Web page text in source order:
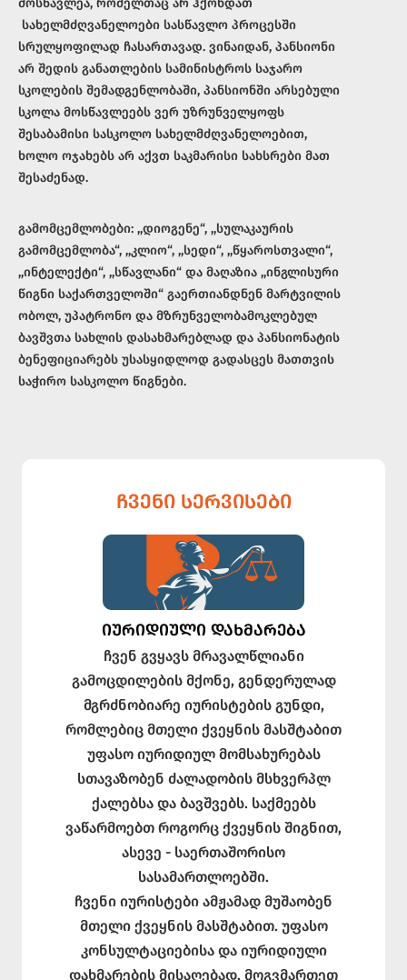
მოსწავლეა, რომელთაც არ ჰქონდათ
სახელმძღვანელოები სასწავლო პროცესში
სრულყოფილად ჩასართავად. ვინაიდან, პანსიონი
არ შედის განათლების სამინისტროს საჯარო
სკოლების შემადგენლობაში, პანსიონში არსებული
სკოლა მოსწავლეებს ვერ უზრუნველყოფს
შესაბამისი სასკოლო სახელმძღვანელოებით,
ხოლო ოჯახებს არ აქვთ საკმარისი სახსრები მათ
შესაძენად.
გამომცემლობები: ,,დიოგენე“, ,,სულაკაურის
გამომცემლობა“, ,,კლიო“, ,,სედი“, ,,წყაროსთვალი“,
,,ინტელექტი“, ,,სწავლანი“ და მაღაზია ,,ინგლისური
წიგნი საქართველოში“ გაერთიანდნენ მარტვილის
ობოლ, უპატრონო და მზრუნველობამოკლებულ
ბავშვთა სახლის დასახმარებლად და პანსიონატის
ბენეფიციარებს უსასყიდლოდ გადასცეს მათთვის
საჭირო სასკოლო წიგნები.
ᲩᲕᲔᲜᲘ ᲡᲔᲠᲕᲘᲡᲔᲑᲘ
ᲘᲣᲠᲘᲓᲘᲣᲚᲘ ᲓᲐᲮᲛᲐᲠᲔᲑᲐ
ჩვენ გვყავს მრავალწლიანი
გამოცდილების მქონე, გენდერულად
მგრძნობიარე იურისტების გუნდი,
რომლებიც მთელი ქვეყნის მასშტაბით
უფასო იურიდიულ მომსახურებას
სთავაზობენ ძალადობის მსხვერპლ
ქალებსა და ბავშვებს. საქმეებს
ვაწარმოებთ როგორც ქვეყნის შიგნით,
ასევე - საერთაშორისო
სასამართლოებში.
ჩვენი იურისტები ამჟამად მუშაობენ
მთელი ქვეყნის მასშტაბით. უფასო
კონსულტაციებისა და იურიდიული
დახმარების მისაღებად, მოგვმართეთ